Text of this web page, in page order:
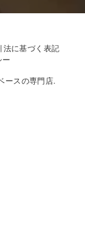
法に基づく表記
ースの専門店.